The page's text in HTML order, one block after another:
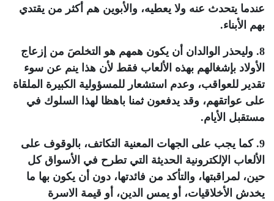
عندما يتحدث عنه ولا يعطيه، والأبوين هم أكثر من يقتدي
بهم الأبناء.
8. وليحذر الوالدان أن يكون همهم هو التخلصَ من إزعاج
الأولاد بإشغالهم بهذه الألعاب فقط لأن هذا ينم عن سوء
تقدير للعواقب، وعدم استشعار للمسؤولية الكبيرة الملقاة
على عواتقهم، وقد يدفعون ثمنا باهظا لهذا السلوك في
مستقبل الأيام.
9. كما يجب على الجهات المعنية التكاتف، بالوقوف على
الألعاب الإلكترونية الحديثة التي تطرح في الأسواق كل
حين، لمراقبتها، والتأكد من فائدتها، دون أن يكون بها ما
يخدش الأخلاقيات، أو يمس الدين، أو قيمة الاسرة